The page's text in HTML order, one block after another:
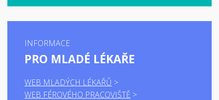
INFORMACE
PRO MLADÉ LÉKAŘE
WEB MLADÝCH LÉKAŘŮ
WEB FÉROVÉHO PRACOVIŠTĚ